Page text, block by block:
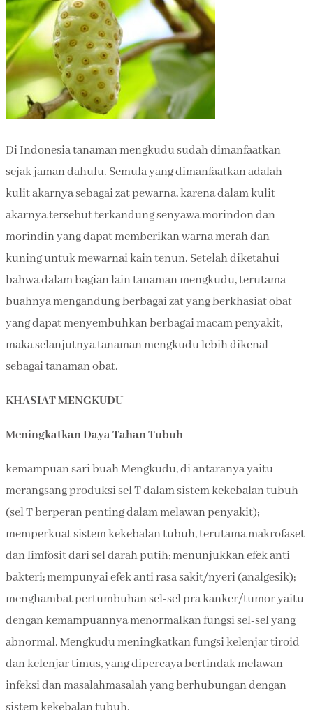
Di Indonesia tanaman mengkudu sudah dimanfaatkan
sejak jaman dahulu. Semula yang dimanfaatkan adalah
kulit akarnya sebagai zat pewarna, karena dalam kulit
akarnya tersebut terkandung senyawa morindon dan
morindin yang dapat memberikan warna merah dan
kuning untuk mewarnai kain tenun. Setelah diketahui
bahwa dalam bagian lain tanaman mengkudu, terutama
buahnya mengandung berbagai zat yang berkhasiat obat
yang dapat menyembuhkan berbagai macam penyakit,
maka selanjutnya tanaman mengkudu lebih dikenal
sebagai tanaman obat.
KHASIAT MENGKUDU
Meningkatkan Daya Tahan Tubuh
kemampuan sari buah Mengkudu, di antaranya yaitu
merangsang produksi sel T dalam sistem kekebalan tubuh
(sel T berperan penting dalam melawan penyakit);
memperkuat sistem kekebalan tubuh, terutama makrofaset
dan limfosit dari sel darah putih; menunjukkan efek anti
bakteri; mempunyai efek anti rasa sakit/nyeri (analgesik);
menghambat pertumbuhan sel-sel pra kanker/tumor yaitu
dengan kemampuannya menormalkan fungsi sel-sel yang
abnormal. Mengkudu meningkatkan fungsi kelenjar tiroid
dan kelenjar timus, yang dipercaya bertindak melawan
infeksi dan masalahmasalah yang berhubungan dengan
sistem kekebalan tubuh.